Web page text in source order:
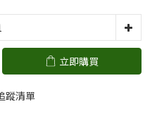
立即購買
蹤清單